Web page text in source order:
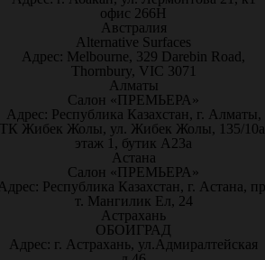
офис 266Н
Австралия
Alternative Surfaces
Адрес: Melbourne, 329 Darebin Road,
Thornbury, VIC 3071
Алматы
Салон «ПРЕМЬЕРА»
Адрес: Республика Казахстан, г. Алматы,
Жибек Жолы, ул. Жибек Жолы, 135/
этаж 1, бутик А23а
Астана
Салон «ПРЕМЬЕРА»
Республика Казахстан, г. Астана,
т. Мангилик Ел, 24
Астрахань
ОБОИГРАД
Адрес: г. Астрахань, ул.Адмиралтейская